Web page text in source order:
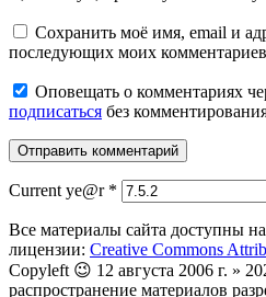
Сохранить моё имя, email и
последующих моих
Оповещать о комментариях
подписаться без
Current ye@r *
Все материалы сайта доступны
лицензии: Creative Commons
Copyleft 😉 12 августа 2006 г. »
распространение материалов